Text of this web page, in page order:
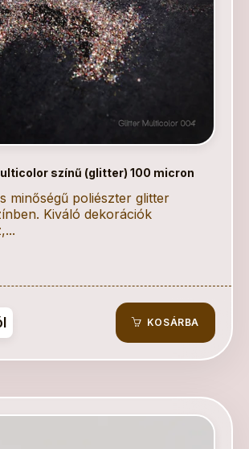
színű (glitter) 100 micron
minőségű poliészter glitter
Kiváló dekorációk
KOSÁRBA